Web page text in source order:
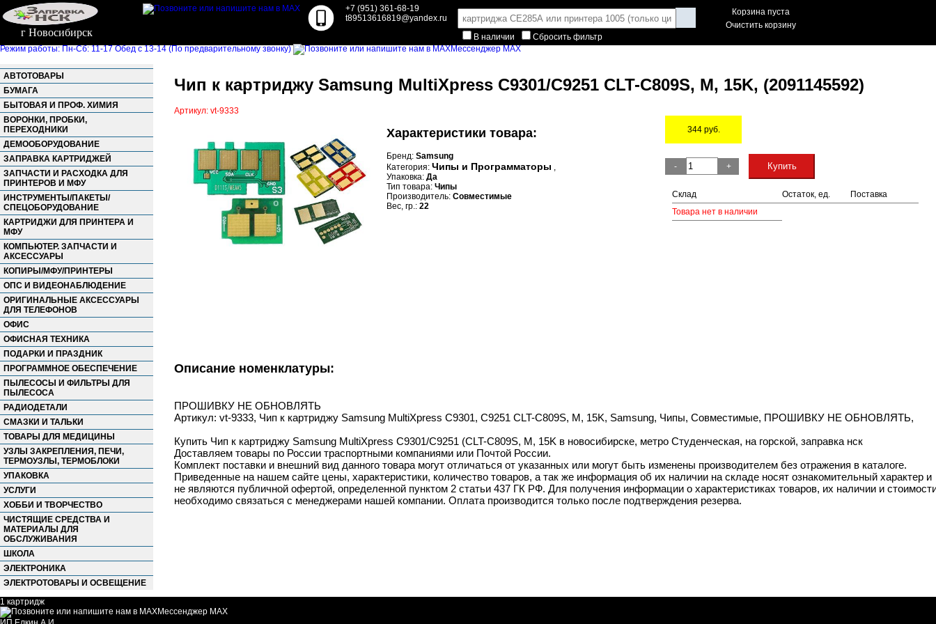
г Новосибирск
+7 (951) 361-68-19
t89513616819@yandex.ru
В наличии
Сбросить фильтр
Корзина пуста
Очистить корзину
Режим работы: Пн-Сб: 11-17 Обед с 13-14 (По предварительному звонку) Мессенджер MAX
АВТОТОВАРЫ
БУМАГА
БЫТОВАЯ И ПРОФ. ХИМИЯ
ВОРОНКИ, ПРОБКИ,
ПЕРЕХОДНИКИ
ДЕМООБОРУДОВАНИЕ
ЗАПРАВКА КАРТРИДЖЕЙ
ЗАПЧАСТИ И РАСХОДКА ДЛЯ
ПРИНТЕРОВ И МФУ
ИНСТРУМЕНТЫ/ПАКЕТЫ/
СПЕЦОБОРУДОВАНИЕ
КАРТРИДЖИ ДЛЯ ПРИНТЕРА И
МФУ
КОМПЬЮТЕР. ЗАПЧАСТИ И
АКСЕССУАРЫ
КОПИРЫ/МФУ/ПРИНТЕРЫ
ОПС И ВИДЕОНАБЛЮДЕНИЕ
ОРИГИНАЛЬНЫЕ АКСЕССУАРЫ
ДЛЯ ТЕЛЕФОНОВ
ОФИС
ОФИСНАЯ ТЕХНИКА
ПОДАРКИ И ПРАЗДНИК
ПРОГРАММНОЕ ОБЕСПЕЧЕНИЕ
ПЫЛЕСОСЫ И ФИЛЬТРЫ ДЛЯ
ПЫЛЕСОСА
РАДИОДЕТАЛИ
СМАЗКИ И ТАЛЬКИ
ТОВАРЫ ДЛЯ МЕДИЦИНЫ
УЗЛЫ ЗАКРЕПЛЕНИЯ, ПЕЧИ,
ТЕРМОУЗЛЫ, ТЕРМОБЛОКИ
УПАКОВКА
УСЛУГИ
ХОББИ И ТВОРЧЕСТВО
ЧИСТЯЩИЕ СРЕДСТВА И
МАТЕРИАЛЫ ДЛЯ
ОБСЛУЖИВАНИЯ
ШКОЛА
ЭЛЕКТРОНИКА
ЭЛЕКТРОТОВАРЫ И ОСВЕЩЕНИЕ
Чип к картриджу Samsung MultiXpress C9301/C9251 CLT-C809S, M, 15K, (2091145592)
Артикул: vt-9333
Характеристики товара:
Бренд: Samsung
Категория: Чипы и Программаторы ,
Упаковка: Да
Тип товара: Чипы
Производитель: Совместимые
Вес, гр.: 22
344руб.
-
+ Купить
Склад Остаток, ед.
Поставка
Товара нет в наличии
Описание номенклатуры:
ПРОШИВКУ НЕ ОБНОВЛЯТЬ
Артикул: vt-9333, Чип к картриджу Samsung MultiXpress C9301, C9251 CLT-C809S, M, 15K, Samsung, Чипы, Совместимые, ПРОШИВКУ НЕ ОБНОВЛЯТЬ,
Купить Чип к картриджу Samsung MultiXpress C9301/C9251 (CLT-C809S, M, 15K в новосибирске, метро Студенческая, на горской, заправка нск
Доставляем товары по России траспортными компаниями или Почтой России.
Комплект поставки и внешний вид данного товара могут отличаться от указанных или могут быть изменены производителем без отражения в каталоге.
Приведенные на нашем сайте цены, характеристики, количество товаров, а так же информация об их наличии на складе носят ознакомительный характер и
не являются публичной офертой, определенной пунктом 2 статьи 437 ГК РФ. Для получения информации о характеристиках товаров, их наличии и
необходимо связаться с менеджерами нашей компании. Оплата производится только после подтверждения резерва.
1 картридж
Мессенджер MAX